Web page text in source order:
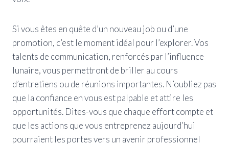
Si vous êtes en quête d’un nouveau job ou d’une
promotion, c’est le moment idéal pour l’explorer. Vos
talents de communication, renforcés par l’influence
lunaire, vous permettront de briller au cours
d’entretiens ou de réunions importantes. N’oubliez pas
que la confiance en vous est palpable et attire les
opportunités. Dites-vous que chaque effort compte et
que les actions que vous entreprenez aujourd’hui
pourraient les portes vers un avenir professionnel